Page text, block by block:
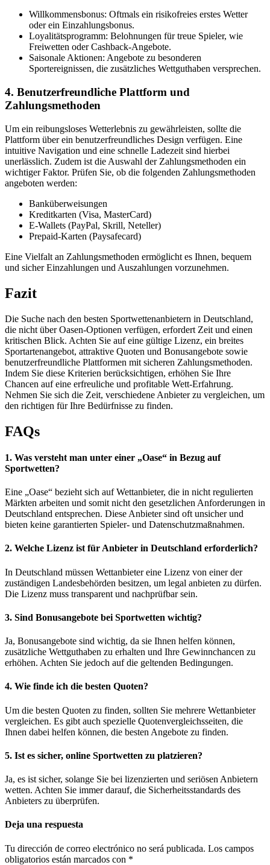
Willkommensbonus: Oftmals ein risikofreies erstes Wetter
oder ein Einzahlungsbonus.
Loyalitätsprogramm: Belohnungen für treue Spieler, wie
Freiwetten oder Cashback-Angebote.
Saisonale Aktionen: Angebote zu besonderen
Sportereignissen, die zusätzliches Wettguthaben versprechen.
4. Benutzerfreundliche Plattform und
Zahlungsmethoden
Um ein reibungsloses Wetterlebnis zu gewährleisten, sollte die
Plattform über ein benutzerfreundliches Design verfügen. Eine
intuitive Navigation und eine schnelle Ladezeit sind hierbei
unerlässlich. Zudem ist die Auswahl der Zahlungsmethoden ein
wichtiger Faktor. Prüfen Sie, ob die folgenden Zahlungsmethoden
angeboten werden:
Banküberweisungen
Kreditkarten (Visa, MasterCard)
E-Wallets (PayPal, Skrill, Neteller)
Prepaid-Karten (Paysafecard)
Eine Vielfalt an Zahlungsmethoden ermöglicht es Ihnen, bequem
und sicher Einzahlungen und Auszahlungen vorzunehmen.
Fazit
Die Suche nach den besten Sportwettenanbietern in Deutschland,
die nicht über Oasen-Optionen verfügen, erfordert Zeit und einen
kritischen Blick. Achten Sie auf eine gültige Lizenz, ein breites
Sportartenangebot, attraktive Quoten und Bonusangebote sowie
benutzerfreundliche Plattformen mit sicheren Zahlungsmethoden.
Indem Sie diese Kriterien berücksichtigen, erhöhen Sie Ihre
Chancen auf eine erfreuliche und profitable Wett-Erfahrung.
Nehmen Sie sich die Zeit, verschiedene Anbieter zu vergleichen, um
den richtigen für Ihre Bedürfnisse zu finden.
FAQs
1. Was versteht man unter einer „Oase“ in Bezug auf
Sportwetten?
Eine „Oase“ bezieht sich auf Wettanbieter, die in nicht regulierten
Märkten arbeiten und somit nicht den gesetzlichen Anforderungen in
Deutschland entsprechen. Diese Anbieter sind oft unsicher und
bieten keine garantierten Spieler- und Datenschutzmaßnahmen.
2. Welche Lizenz ist für Anbieter in Deutschland erforderlich?
In Deutschland müssen Wettanbieter eine Lizenz von einer der
zuständigen Landesbehörden besitzen, um legal anbieten zu dürfen.
Die Lizenz muss transparent und nachprüfbar sein.
3. Sind Bonusangebote bei Sportwetten wichtig?
Ja, Bonusangebote sind wichtig, da sie Ihnen helfen können,
zusätzliche Wettguthaben zu erhalten und Ihre Gewinnchancen zu
erhöhen. Achten Sie jedoch auf die geltenden Bedingungen.
4. Wie finde ich die besten Quoten?
Um die besten Quoten zu finden, sollten Sie mehrere Wettanbieter
vergleichen. Es gibt auch spezielle Quotenvergleichsseiten, die
Ihnen dabei helfen können, die besten Angebote zu finden.
5. Ist es sicher, online Sportwetten zu platzieren?
Ja, es ist sicher, solange Sie bei lizenzierten und seriösen Anbietern
wetten. Achten Sie immer darauf, die Sicherheitsstandards des
Anbieters zu überprüfen.
Deja una respuesta
Tu dirección de correo electrónico no será publicada. Los campos
obligatorios están marcados con *